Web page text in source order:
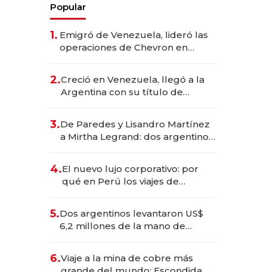
Popular
1. Emigró de Venezuela, lideró las
operaciones de Chevron en
2.Creció en Venezuela, llegó a la
Argentina con su título de
las marcas "fast premium"
3.De Paredes y Lisandro Martínez
a Mirtha Legrand: dos argentinos
4.El nuevo lujo corporativo: por
qué en Perú los viajes de
para convertirse en experiencias
transformadoras
5.Dos argentinos levantaron US$
6,2 millones de la mano de
6.Viaje a la mina de cobre más